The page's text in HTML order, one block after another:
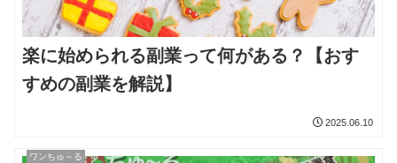
楽に始められる副業って何がある？【おす
すめの副業を解説】
2025.06.10
ワンちゅ～る